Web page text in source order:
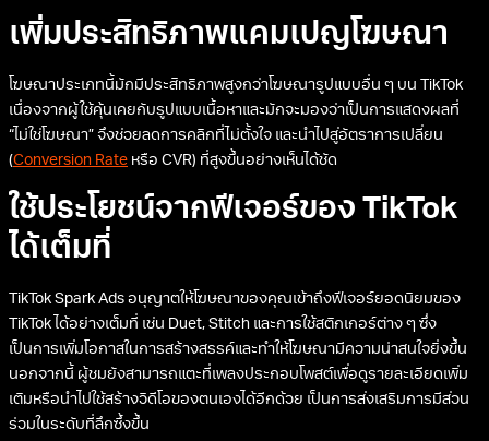
เพิ่มประสิทธิภาพแคมเปญโฆษณา
โฆษณาประเภทนี้มักมีประสิทธิภาพสูงกว่าโฆษณารูปแบบอื่น ๆ บน TikTok
เนื่องจากผู้ใช้คุ้นเคยกับรูปแบบเนื้อหาและมักจะมองว่าเป็นการแสดงผลที่
“ไม่ใช่โฆษณา” จึงช่วยลดการคลิกที่ไม่ตั้งใจ และนำไปสู่อัตราการเปลี่ยน
(Conversion Rate หรือ CVR) ที่สูงขึ้นอย่างเห็นได้ชัด
ใช้ประโยชน์จากฟีเจอร์ของ TikTok
ได้เต็มที่
TikTok Spark Ads อนุญาตให้โฆษณาของคุณเข้าถึงฟีเจอร์ยอดนิยมของ
TikTok ได้อย่างเต็มที่ เช่น Duet, Stitch และการใช้สติกเกอร์ต่าง ๆ ซึ่ง
เป็นการเพิ่มโอกาสในการสร้างสรรค์และทำให้โฆษณามีความน่าสนใจยิ่งขึ้น
นอกจากนี้ ผู้ชมยังสามารถแตะที่เพลงประกอบโพสต์เพื่อดูรายละเอียดเพิ่ม
เติมหรือนำไปใช้สร้างวิดีโอของตนเองได้อีกด้วย เป็นการส่งเสริมการมีส่วน
ร่วมในระดับที่ลึกซึ้งขึ้น